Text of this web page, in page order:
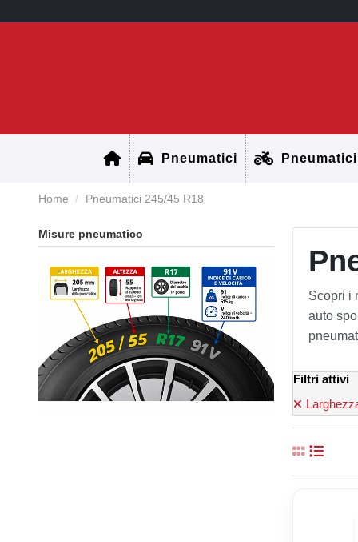
Pneumatici
Home Pneumatici 245/45 R18
Scopri i
auto
Filtri attivi
Misure pneumatico